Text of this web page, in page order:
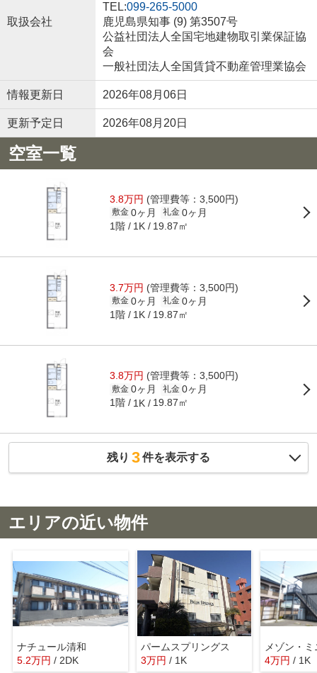
取扱会社
TEL:099-265-5000
鹿児島県知事 (9) 第3507号
公益社団法人全国宅地建物取引業保証協
会
一般社団法人全国賃貸不動産管理業協会
情報更新日 2026年08月06日
更新予定日 2026年08月20日
空室一覧
3.8万円 (管理費等：3,500円)
敷金 0ヶ月 礼金 0ヶ月
1階 1K 19.87㎡
3.7万円 (管理費等：3,500円)
敷金 0ヶ月 礼金 0ヶ月
1階 1K 19.87㎡
3.8万円 (管理費等：3,500円)
敷金 0ヶ月 礼金 0ヶ月
1階 1K 19.87㎡
残り 3件を表示する
エリアの近い物件
ナチュール清和
5.2万円 / 2DK
パームスプリングス
3万円 / 1K
メゾン・
4万円 / 1K